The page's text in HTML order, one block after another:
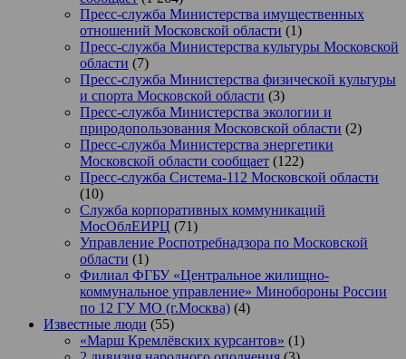
Пресс-служба Министерства имущественных
отношений Московской области (1)
Пресс-служба Министерства культуры Московской
области (7)
Пресс-служба Министерства физической культуры
и спорта Московской области (3)
Пресс-служба Министерства экологии и
природопользования Московской области (2)
Пресс-служба Министерства энергетики
Московской области сообщает (122)
Пресс-служба Система-112 Московской области
(10)
Служба корпоративных коммуникаций
МосОблЕИРЦ (71)
Управление Роспотребнадзора по Московской
области (1)
Филиал ФГБУ «Центральное жилищно-
коммунальное управление» Минобороны России
по 12 ГУ МО (г.Москва) (4)
Известные люди (55)
«Марш Кремлёвских курсантов» (1)